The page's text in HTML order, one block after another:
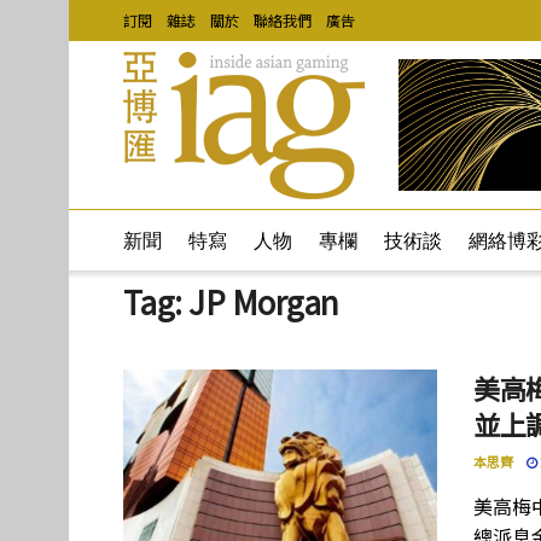
訂閱 雜誌 關於 聯絡我們 廣告
新聞 特寫 人物 專欄 技術談 網絡博
Tag:JP Morgan
美高
並上
本思齊
美高梅